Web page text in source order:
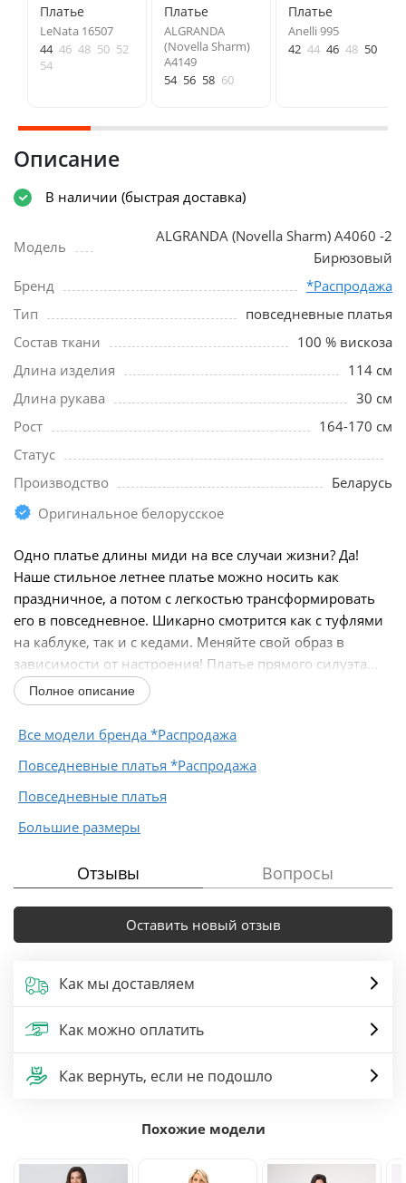
Платье
LeNata 16507
44 46 48 50 52
54
Платье
ALGRANDA
(Novella Sharm)
A4149
54 56 58 60
Платье
Anelli 995
42 44 46 48 50
Описание
В наличии (быстрая доставка)
Модель
ALGRANDA (Novella Sharm) A4060 -2
Бирюзовый
Бренд
*Распродажа
Тип
повседневные платья
Состав ткани
100 % вискоза
Длина изделия
114 см
Длина рукава
30 см
Рост
164-170 см
Статус
Производство
Беларусь
Оригинальное белорусское
Одно платье длины миди на все случаи жизни? Да!
Наше стильное летнее платье можно носить как
праздничное, а потом с легкостью трансформировать
его в повседневное. Шикарно смотрится как с туфлями
на каблуке, так и с кедами. Меняйте свой образ в
зависимости от настроения! Платье прямого силуэта...
Полное описание
Все модели бренда *Распродажа
Повседневные платья *Распродажа
Повседневные платья
Большие размеры
Отзывы Вопросы
Оставить новый отзыв
Как мы доставляем
Как можно оплатить
Как вернуть, если не подошло
Похожие модели